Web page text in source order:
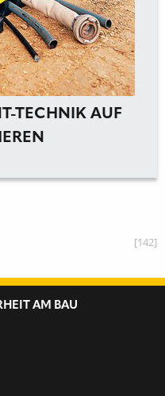
TECHNIK AUF
KANN
[142]
AM BAU